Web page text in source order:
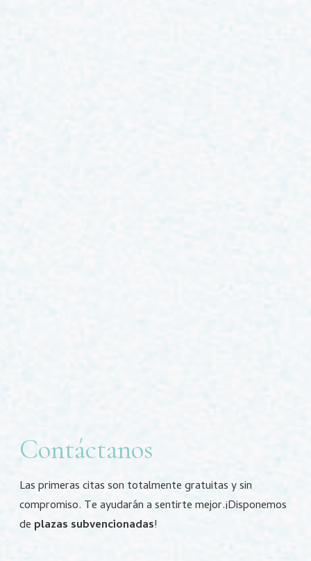
Contáctanos
Las primeras citas son totalmente gratuitas y sin
compromiso. Te ayudarán a sentirte mejor.¡Disponemos
deplazas subvencionadas!